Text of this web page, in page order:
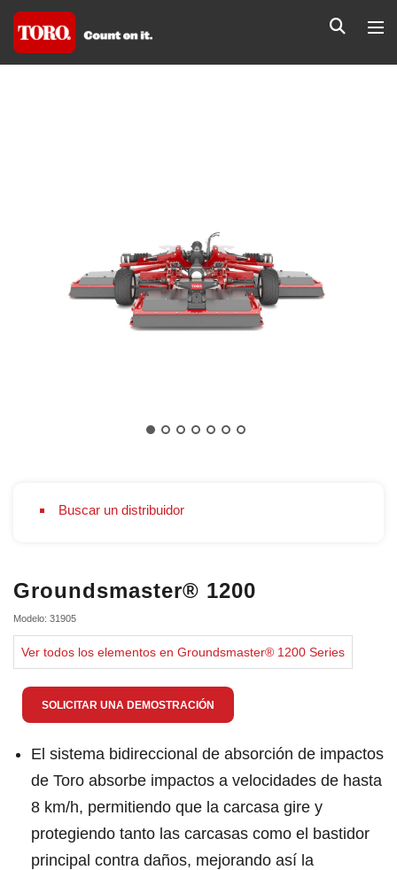
Buscar un distribuidor
Groundsmaster® 1200
Modelo: 31905
Ver todos los elementos en Groundsmaster® 1200 Series
SOLICITAR UNA DEMOSTRACIÓN
El sistema bidireccional de absorción de impactos
de Toro absorbe impactos a velocidades de hasta
8 km/h, permitiendo que la carcasa gire y
protegiendo tanto las carcasas como el bastidor
principal contra daños, mejorando así la